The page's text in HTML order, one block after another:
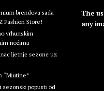
brendova sada
Fashion Store!
vrhunskim
noćima
ljetnje sezone uz
“Miutine”
sezonski popusti od
The
any